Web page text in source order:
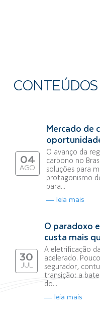
04
AGO
Mercado de
O avanço da
carbono no
soluções para
protagonismo
para...
leia mais
30
JUL
O paradoxo
custa mais
A eletrificação
acelerado.
segurador,
transição: a
do...
leia mais